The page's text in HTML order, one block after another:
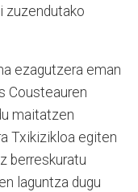
zuzendutako
ezagutzera eman
Cousteauren
maitatzen
Txikizikloa egiten
berreskuratu
laguntza dugu